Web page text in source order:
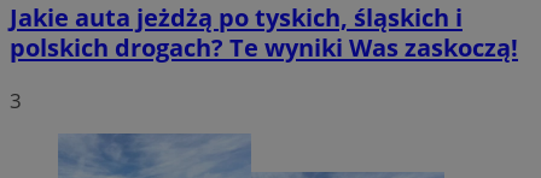
Jakie auta jeżdżą po tyskich, śląskich i
polskich drogach? Te wyniki Was zaskoczą!
3